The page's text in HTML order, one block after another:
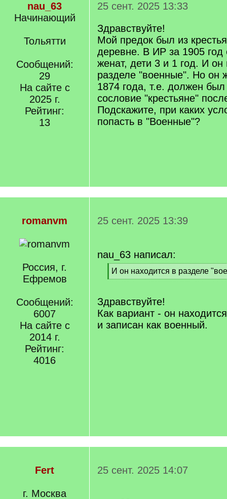
nau_63
Начинающий
Тольятти
Сообщений:
29
На сайте с
2025 г.
Рейтинг:
13
25 сент. 2025 13:33
Здравствуйте!
Мой предок был из
деревне. В ИР за 1905 год
женат, дети 3 и 1 год. И он
разделе "военные". Но он
1874 года, т.е. должен был
сословие "крестьяне"
Подскажите, при каких
попасть в "Военные"?
romanvm
Россия, г.
Ефремов
Сообщений:
6007
На сайте с
2014 г.
Рейтинг:
4016
25 сент. 2025 13:39
nau_63 написал:
[
q
И он находится в разделе
[
q
]
Здравствуйте!
Как вариант - он
и записан как военный.
Fert
г. Москва
25 сент. 2025 14:07